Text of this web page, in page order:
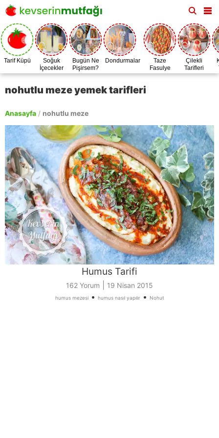
Tarif Küpü
Soğuk
İçecekler
Bugün Ne
Pişirsem?
Dondurmalar
Taze
Fasulye
Zamanı
Çilekli
Tarifleri
nohutlu meze yemek tarifleri
Anasayfa / nohutlu meze
Humus Tarifi
162 Yorum 19 Nisan 2015
humus mezesi• humus nasıl yapılır• Nohut